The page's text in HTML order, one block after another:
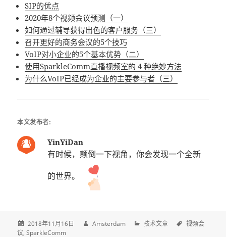
SIP的优点
2020年8个视频会议预测（一）
如何通过辅导获得出色的客户服务（三）
召开更好的商务会议的5个技巧
VoIP对小企业的5个基本优势（二）
使用SparkleComm直播视频室的 4 种绝妙方法
为什么VoIP已经成为企业的主要参与者（三）
本文发布者:
YinYiDan
有时候，颠倒一下视角，你会发现一个全新
的世界。
2018年11月16日 Amsterdam 技术文章
视频会
议 SparkleComm